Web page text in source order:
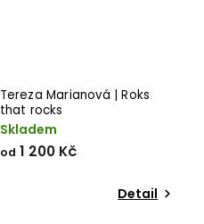
Tereza Marianová | Roks
that rocks
Skladem
od 1 200 Kč
Detail